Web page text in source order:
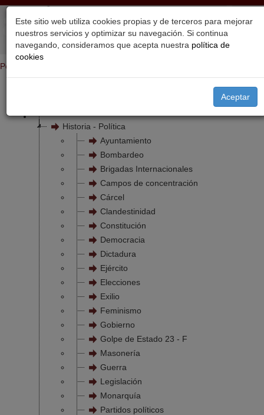
Este sitio web utiliza cookies propias y de terceros para mejorar
nuestros servicios y optimizar su navegación. Si continua
navegando, consideramos que acepta nuestra política de
cookies
Aceptar
Portada
Temas
Historia - Política
Ayuntamiento
Bombardeo
Brigadas Internacionales
Campos de concentración
Cárcel
Clandestinidad
Constitución
Democracia
Dictadura
Ejército
Elecciones
Exilio
Feminismo
Gobierno
Golpe de Estado 23 - F
Masonería
Guerra
Legislación
Monarquía
Partidos políticos